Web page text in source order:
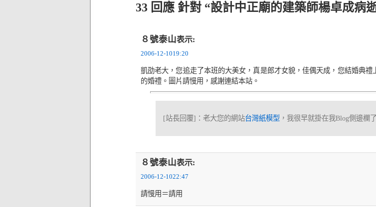
33 回應 針對 “設計中正廟的建築師楊卓成病
８號泰山表示:
2006-12-1019:20
凱劭老大，您追走了本班的大美女，真是郎才女貌，佳偶天成，您結婚典
的婚禮。圖片請慢用，感謝連結本站。
[站長回覆]：老大您的網站台灣紙模型 ，我很早就掛在我Blog側邊欄
８號泰山表示:
2006-12-1022:47
請慢用＝請用